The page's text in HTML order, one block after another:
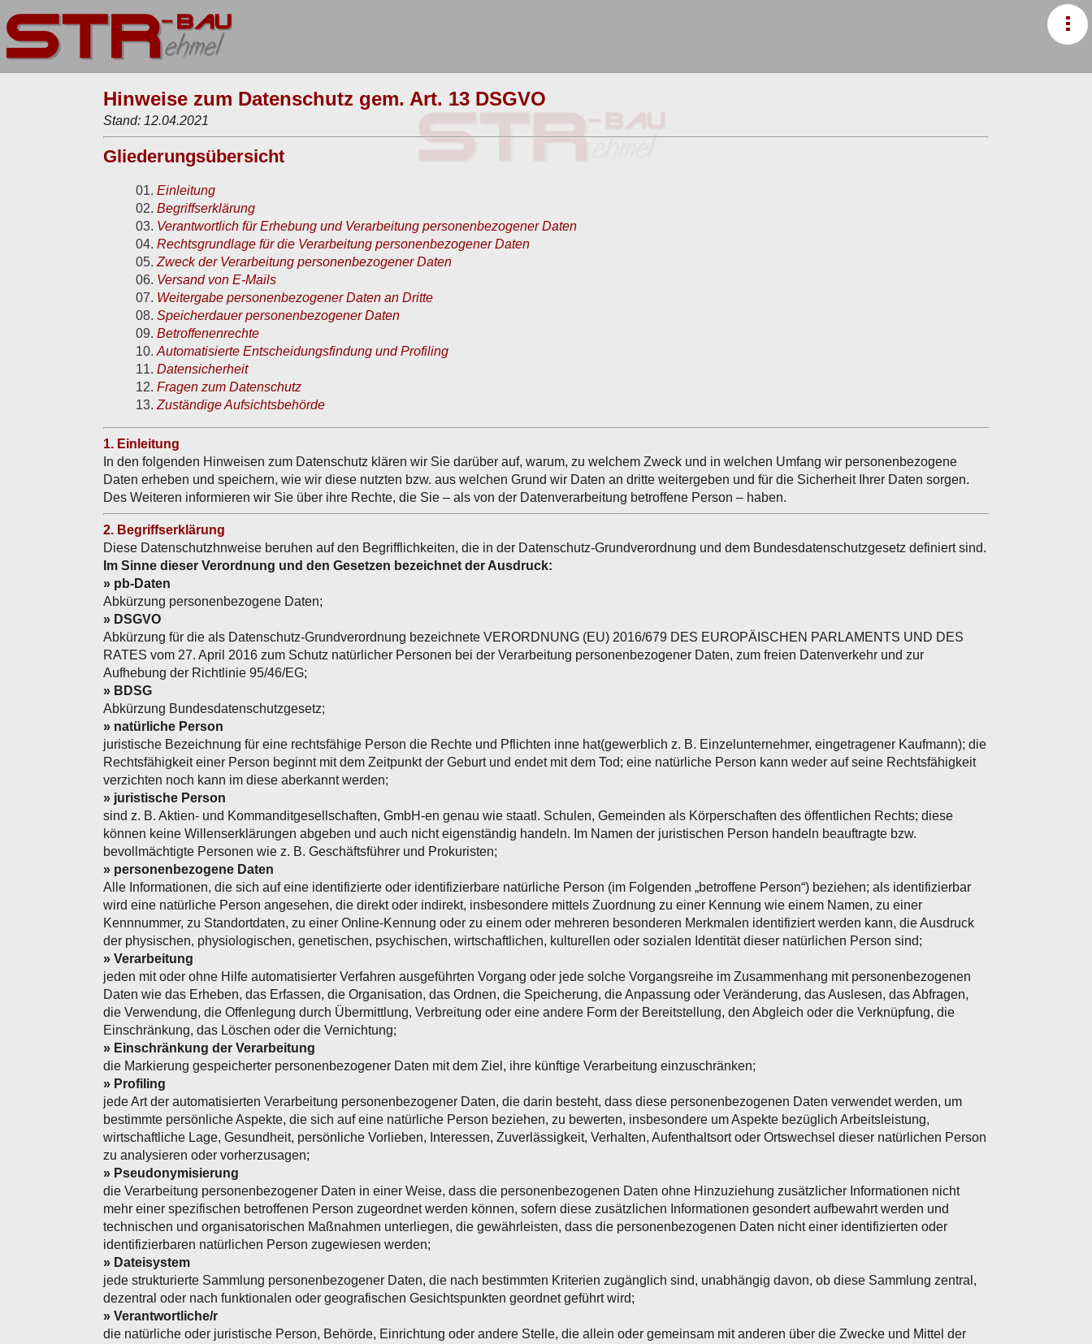
Hinweise zum Datenschutz gem. Art. 13 DSGVO
Stand: 12.04.2021
Gliederungsübersicht
Einleitung
Begriffserklärung
Verantwortlich für Erhebung und Verarbeitung personenbezogener Daten
Rechtsgrundlage für die Verarbeitung personenbezogener Daten
Zweck der Verarbeitung personenbezogener Daten
Versand von E-Mails
Weitergabe personenbezogener Daten an Dritte
Speicherdauer personenbezogener Daten
Betroffenenrechte
Automatisierte Entscheidungsfindung und Profiling
Datensicherheit
Fragen zum Datenschutz
Zuständige Aufsichtsbehörde
1. Einleitung
In den folgenden Hinweisen zum Datenschutz klären wir Sie darüber auf, warum, zu welchem Zweck und in welchen Umfang wir personenbezogene
Daten erheben und speichern, wie wir diese nutzten bzw. aus welchen Grund wir Daten an dritte weitergeben und für die Sicherheit Ihrer Daten sorgen.
Des Weiteren informieren wir Sie über ihre Rechte, die Sie – als von der Datenverarbeitung betroffene Person – haben.
2. Begriffserklärung
Diese Datenschutzhnweise beruhen auf den Begrifflichkeiten, die in der Datenschutz-Grundverordnung und dem Bundesdatenschutzgesetz definiert sind.
Im Sinne dieser Verordnung und den Gesetzen bezeichnet der Ausdruck:
» pb-Daten
Abkürzung personenbezogene Daten;
» DSGVO
Abkürzung für die als Datenschutz-Grundverordnung bezeichnete VERORDNUNG (EU) 2016/679 DES EUROPÄISCHEN PARLAMENTS UND DES
RATES vom 27. April 2016 zum Schutz natürlicher Personen bei der Verarbeitung personenbezogener Daten, zum freien Datenverkehr und zur
Aufhebung der Richtlinie 95/46/EG;
» BDSG
Abkürzung Bundesdatenschutzgesetz;
» natürliche Person
juristische Bezeichnung für eine rechtsfähige Person die Rechte und Pflichten inne hat(gewerblich z. B. Einzelunternehmer, eingetragener Kaufmann); die
Rechtsfähigkeit einer Person beginnt mit dem Zeitpunkt der Geburt und endet mit dem Tod; eine natürliche Person kann weder auf seine Rechtsfähigkeit
verzichten noch kann im diese aberkannt werden;
» juristische Person
sind z. B. Aktien- und Kommanditgesellschaften, GmbH-en genau wie staatl. Schulen, Gemeinden als Körperschaften des öffentlichen Rechts; diese
können keine Willenserklärungen abgeben und auch nicht eigenständig handeln. Im Namen der juristischen Person handeln beauftragte bzw.
bevollmächtigte Personen wie z. B. Geschäftsführer und Prokuristen;
» personenbezogene Daten
Alle Informationen, die sich auf eine identifizierte oder identifizierbare natürliche Person (im Folgenden „betroffene Person“) beziehen; als identifizierbar
wird eine natürliche Person angesehen, die direkt oder indirekt, insbesondere mittels Zuordnung zu einer Kennung wie einem Namen, zu einer
Kennnummer, zu Standortdaten, zu einer Online-Kennung oder zu einem oder mehreren besonderen Merkmalen identifiziert werden kann, die Ausdruck
der physischen, physiologischen, genetischen, psychischen, wirtschaftlichen, kulturellen oder sozialen Identität dieser natürlichen Person sind;
» Verarbeitung
jeden mit oder ohne Hilfe automatisierter Verfahren ausgeführten Vorgang oder jede solche Vorgangsreihe im Zusammenhang mit personenbezogenen
Daten wie das Erheben, das Erfassen, die Organisation, das Ordnen, die Speicherung, die Anpassung oder Veränderung, das Auslesen, das Abfragen,
die Verwendung, die Offenlegung durch Übermittlung, Verbreitung oder eine andere Form der Bereitstellung, den Abgleich oder die Verknüpfung, die
Einschränkung, das Löschen oder die Vernichtung;
» Einschränkung der Verarbeitung
die Markierung gespeicherter personenbezogener Daten mit dem Ziel, ihre künftige Verarbeitung einzuschränken;
» Profiling
jede Art der automatisierten Verarbeitung personenbezogener Daten, die darin besteht, dass diese personenbezogenen Daten verwendet werden, um
bestimmte persönliche Aspekte, die sich auf eine natürliche Person beziehen, zu bewerten, insbesondere um Aspekte bezüglich Arbeitsleistung,
wirtschaftliche Lage, Gesundheit, persönliche Vorlieben, Interessen, Zuverlässigkeit, Verhalten, Aufenthaltsort oder Ortswechsel dieser natürlichen Person
zu analysieren oder vorherzusagen;
» Pseudonymisierung
die Verarbeitung personenbezogener Daten in einer Weise, dass die personenbezogenen Daten ohne Hinzuziehung zusätzlicher Informationen nicht
mehr einer spezifischen betroffenen Person zugeordnet werden können, sofern diese zusätzlichen Informationen gesondert aufbewahrt werden und
technischen und organisatorischen Maßnahmen unterliegen, die gewährleisten, dass die personenbezogenen Daten nicht einer identifizierten oder
identifizierbaren natürlichen Person zugewiesen werden;
» Dateisystem
jede strukturierte Sammlung personenbezogener Daten, die nach bestimmten Kriterien zugänglich sind, unabhängig davon, ob diese Sammlung zentral,
dezentral oder nach funktionalen oder geografischen Gesichtspunkten geordnet geführt wird;
» Verantwortliche/r
die natürliche oder juristische Person, Behörde, Einrichtung oder andere Stelle, die allein oder gemeinsam mit anderen über die Zwecke und Mittel der